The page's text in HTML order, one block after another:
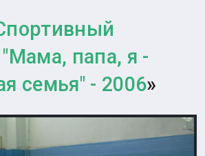
папа, я -
семья" - 2006»